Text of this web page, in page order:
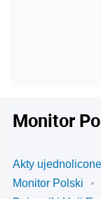
Monitor
Akty ujednolicone
Monitor Polski